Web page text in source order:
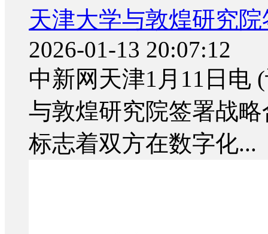
天津大学与敦煌研究
2026-01-13 20:07:12
中新网天津1月11日电
与敦煌研究院签署战
标志着双方在数字化...